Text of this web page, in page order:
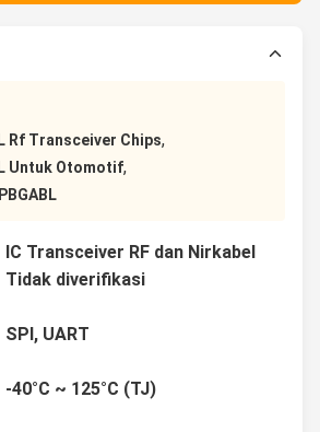
Rf Transceiver Chips,
Untuk Otomotif,
IC Transceiver RF dan Nirkabel
Tidak diverifikasi
SPI, UART
-40°C ~ 125°C (TJ)